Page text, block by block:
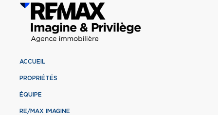
ACCUEIL
PROPRIÉTÉS
ÉQUIPE
RE/MAX IMAGINE